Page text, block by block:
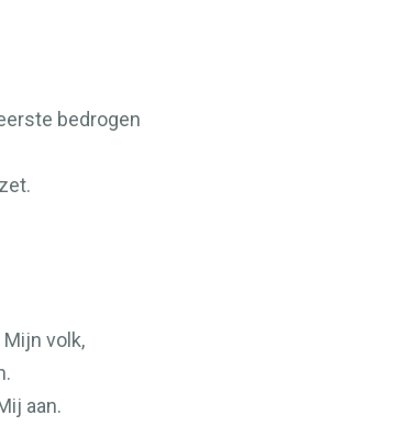
bedrogen
volk,
aan.